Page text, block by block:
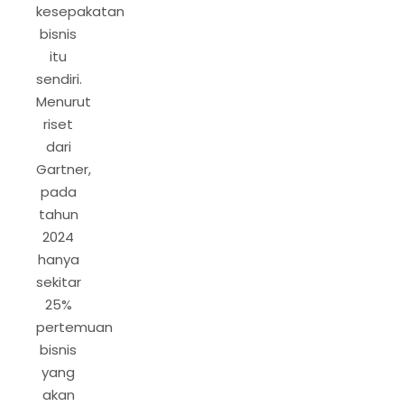
kesepakatan
bisnis
itu
sendiri.
Menurut
riset
dari
Gartner,
pada
tahun
2024
hanya
sekitar
25%
pertemuan
bisnis
yang
akan